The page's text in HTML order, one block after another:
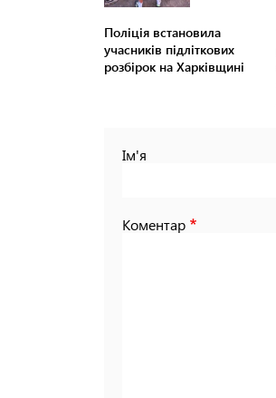
Поліція встановила
учасників підліткових
розбірок на Харківщині
Ім'я
Коментар